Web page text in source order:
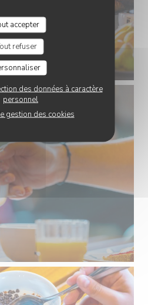
accepter
refuser
des données à caractère
personnel
gestion des cookies